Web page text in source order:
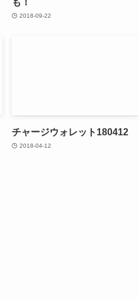
2018-09-22
チャージウォレット180412
2018-04-12